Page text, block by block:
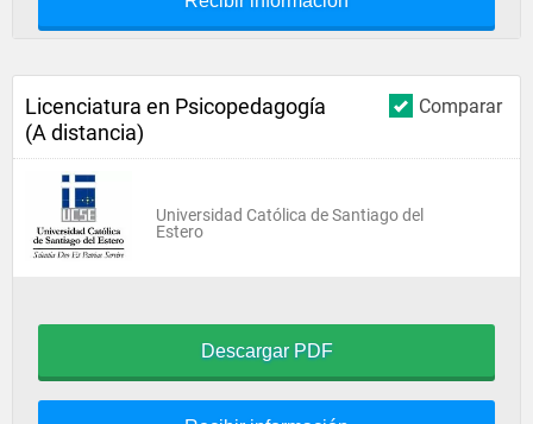
Comparar
Licenciatura en Psicopedagogía
(A distancia)
Universidad Católica de Santiago del
Estero
Descargar PDF